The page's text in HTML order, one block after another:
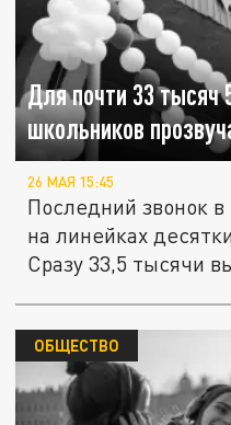
Для почти 33 тысяч
школьников
26 МАЯ 15:45
Последний звонок
на линейках
Сразу 33,5 тысячи
ОБЩЕСТВО